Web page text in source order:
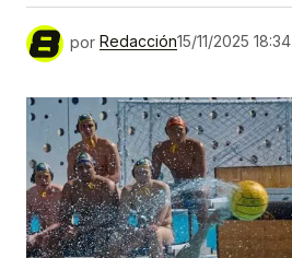
por Redacción15/11/2025 18:34